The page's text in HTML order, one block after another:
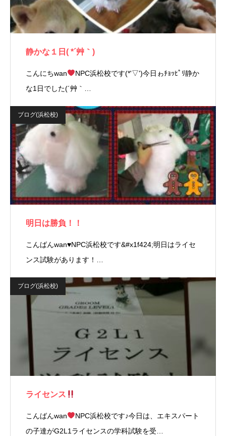
静かな１日( *´艸｀)
こんにちwan
NPC浜松校です(*'▽')今日ゎﾁｮｯﾋﾟﾘ静か
な1日でした(´艸｀…
ブログ(浜松校)
明日は勝負！！
こんばんwan♥NPC浜松校です&#x1f424;明日はライセ
ンス試験があります！…
ブログ(浜松校)
ライセンス
こんばんwan
NPC浜松校です♪今日は、エキスパート
の子達がG2L1ライセンスの学科試験を受…